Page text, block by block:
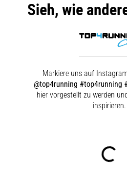
Sieh, wie
Markiere uns auf
@top4running #top4running
hier vorgestellt zu werden
inspirieren.